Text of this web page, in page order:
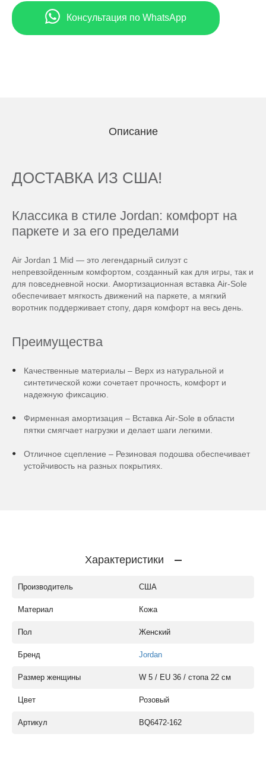
Консультация по WhatsApp
Описание
ДОСТАВКА ИЗ США!
Классика в стиле Jordan: комфорт на
паркете и за его пределами
Air Jordan 1 Mid — это легендарный силуэт с
непревзойденным комфортом, созданный как для игры, так и
для повседневной носки. Амортизационная вставка Air-Sole
обеспечивает мягкость движений на паркете, а мягкий
воротник поддерживает стопу, даря комфорт на весь день.
Преимущества
Качественные материалы – Верх из натуральной и
синтетической кожи сочетает прочность, комфорт и
надежную фиксацию.
Фирменная амортизация – Вставка Air-Sole в области
пятки смягчает нагрузки и делает шаги легкими.
Отличное сцепление – Резиновая подошва обеспечивает
устойчивость на разных покрытиях.
Характеристики
Производитель США
Материал Кожа
Пол Женский
Бренд Jordan
Размер женщины W 5 / EU 36 / стопа 22 см
Цвет Розовый
Артикул BQ6472-162